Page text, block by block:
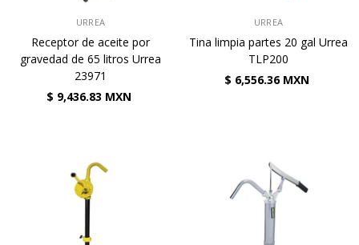
URREA
Receptor de aceite por
gravedad de 65 litros Urrea
23971
$ 9,436.83 MXN
URREA
Tina limpia partes 20 gal Urrea
TLP200
$ 6,556.36 MXN